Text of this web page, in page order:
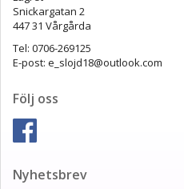
Snickargatan 2
447 31 Vårgårda
Tel: 0706-269125
E-post: e_slojd18@outlook.com
Följ oss
Nyhetsbrev